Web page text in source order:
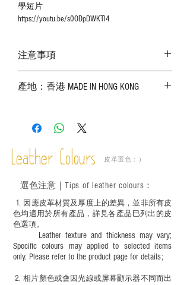
學短片
https://youtu.be/s0ODpDWKTI4
注意事項
實物為準；
－ 植鞣皮革容易受環境、使用程度等產生
成後定期在皮面塗上皮革專用清潔劑及貂
鼠油等；
適合六歲以下兒童使用；六至十二歲兒童
必須由成年人陪同下使用並應小心處理。
產地：香港 MADE IN HONG KONG
Leather Colours 皮革選色：）
1. ​ 因應皮革材質及厚度上的差異，並非所有皮
色均適用於所有產品，詳見各產品巳列出的皮
色選項。
Leather texture and thickness may vary;
Specific colours may applied to selected items
only. Please refer to the product page for details;
​2.相片顏色或會因光線或屏幕顯示器不同而出
選色注意｜ Tips of leather colours ：